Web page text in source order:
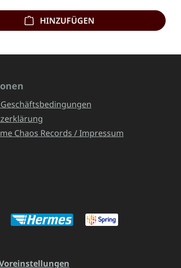
HINZUFÜGEN
Chaos Records / Impressum